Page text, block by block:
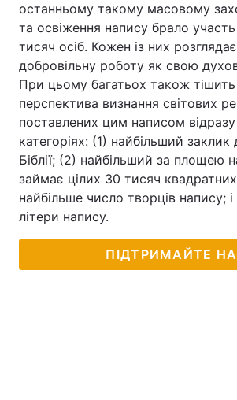
останньому такому масовому
та освіження напису брало
тисяч осіб. Кожен із них
добровільну роботу як свою
При цьому багатьох також тішить
перспектива визнання світових
поставлених цим написом
категоріях: (1) найбільший заклик
Біблії; (2) найбільший за площею
займає цілих 30 тисяч
найбільше число творців напису; і
літери напису.
ПІДТРИМАЙТЕ